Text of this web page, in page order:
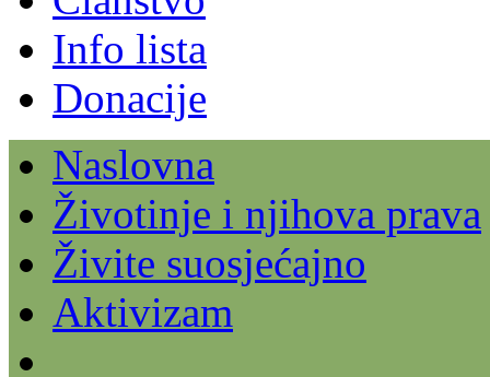
Info lista
Donacije
Naslovna
Životinje i njihova prava
Živite suosjećajno
Aktivizam